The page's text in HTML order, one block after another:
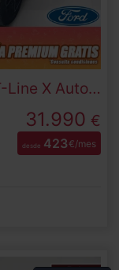
2.5 Duratec PHEV ST-Line X Auto 178 kW (243 CV)
31.990 €
desde 423€/mes